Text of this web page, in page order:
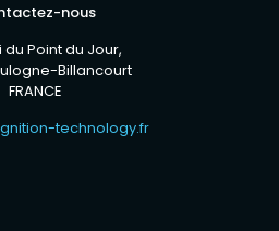
nous
du Point du Jour,
Billancourt
FRANCE
technology.fr